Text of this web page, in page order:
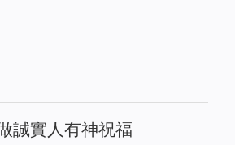
誠實人有神祝福